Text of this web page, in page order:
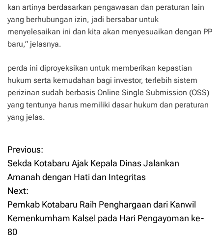
kan artinya berdasarkan pengawasan dan peraturan lain
yang berhubungan izin, jadi bersabar untuk
menyelesaikan ini dan kita akan menyesuaikan dengan PP
baru,” jelasnya.
perda ini diproyeksikan untuk memberikan kepastian
hukum serta kemudahan bagi investor, terlebih sistem
perizinan sudah berbasis Online Single Submission (OSS)
yang tentunya harus memiliki dasar hukum dan peraturan
yang jelas.
P
o
s
t
Previous:
Sekda Kotabaru Ajak Kepala Dinas Jalankan
Amanah dengan Hati dan Integritas
Next:
Pemkab Kotabaru Raih Penghargaan dari Kanwil
Kemenkumham Kalsel pada Hari Pengayoman ke-
80